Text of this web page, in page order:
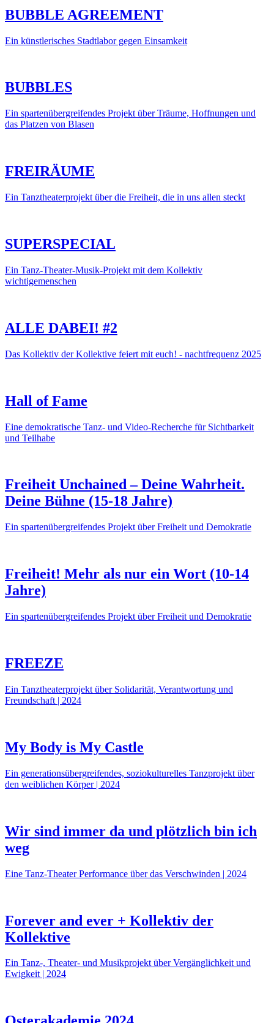
BUBBLE AGREEMENT
Ein künstlerisches Stadtlabor gegen Einsamkeit
BUBBLES
Ein spartenübergreifendes Projekt über Träume, Hoffnungen und
das Platzen von Blasen
FREIRÄUME
Ein Tanztheaterprojekt über die Freiheit, die in uns allen steckt
SUPERSPECIAL
Ein Tanz-Theater-Musik-Projekt mit dem Kollektiv
wichtigemenschen
ALLE DABEI! #2
Das Kollektiv der Kollektive feiert mit euch! - nachtfrequenz 2025
Hall of Fame
Eine demokratische Tanz- und Video-Recherche für Sichtbarkeit
und Teilhabe
Freiheit Unchained – Deine Wahrheit.
Deine Bühne (15-18 Jahre)
Ein spartenübergreifendes Projekt über Freiheit und Demokratie
Freiheit! Mehr als nur ein Wort (10-14
Jahre)
Ein spartenübergreifendes Projekt über Freiheit und Demokratie
FREEZE
Ein Tanztheaterprojekt über Solidarität, Verantwortung und
Freundschaft | 2024
My Body is My Castle
Ein generationsübergreifendes, soziokulturelles Tanzprojekt über
den weiblichen Körper | 2024
Wir sind immer da und plötzlich bin ich
weg
Eine Tanz-Theater Performance über das Verschwinden | 2024
Forever and ever + Kollektiv der
Kollektive
Ein Tanz-, Theater- und Musikprojekt über Vergänglichkeit und
Ewigkeit | 2024